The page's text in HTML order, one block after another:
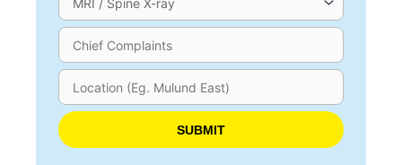
Please leave this field empty.